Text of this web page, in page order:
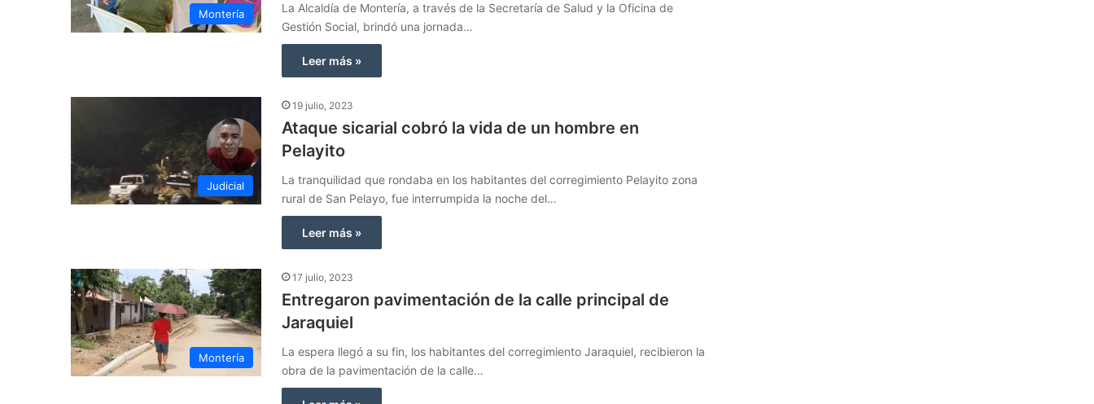
Montería
La Alcaldía de Montería, a través de la Secretaría de Salud y la Oficina de
Gestión Social, brindó una jornada…
Leer más »
Judicial
19 julio, 2023
Ataque sicarial cobró la vida de un hombre en
Pelayito
La tranquilidad que rondaba en los habitantes del corregimiento Pelayito zona
rural de San Pelayo, fue interrumpida la noche del…
Leer más »
Montería
17 julio, 2023
Entregaron pavimentación de la calle principal de
Jaraquiel
La espera llegó a su fin, los habitantes del corregimiento Jaraquiel, recibieron la
obra de la pavimentación de la calle…